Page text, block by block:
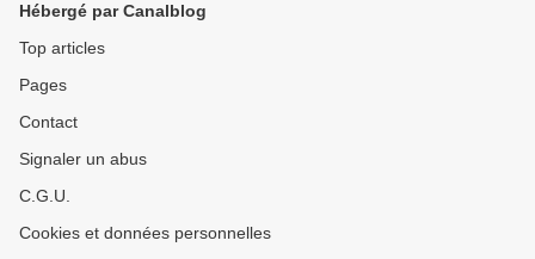
Hébergé par Canalblog
Top articles
Pages
Contact
Signaler un abus
C.G.U.
Cookies et données personnelles